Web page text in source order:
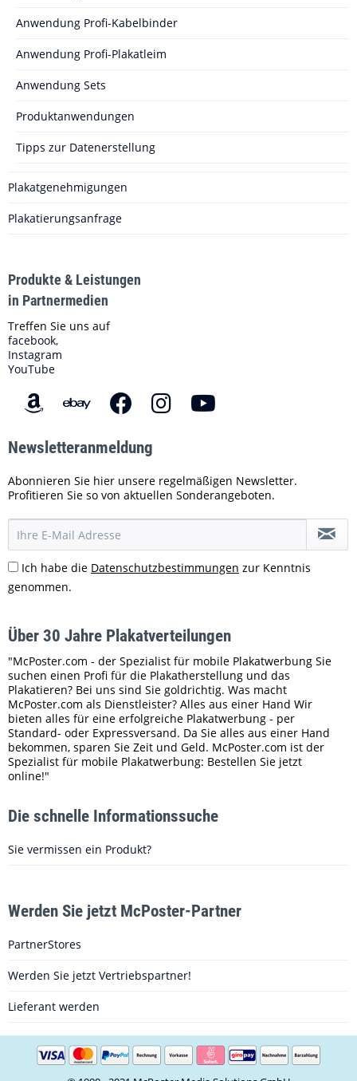
Anwendung Profi-Kabelbinder
Anwendung Profi-Plakatleim
Anwendung Sets
Produktanwendungen
Tipps zur Datenerstellung
Plakatgenehmigungen
Plakatierungsanfrage
Produkte & Leistungen
in Partnermedien
Treffen Sie uns auf
facebook,
Instagram
YouTube
Newsletteranmeldung
Abonnieren Sie hier unsere regelmäßigen Newsletter.
Profitieren Sie so von aktuellen Sonderangeboten.
Ich habe die Datenschutzbestimmungen zur Kenntnis
genommen.
Über 30 Jahre Plakatverteilungen
"McPoster.com - der Spezialist für mobile Plakatwerbung Sie
suchen einen Profi für die Plakatherstellung und das
Plakatieren? Bei uns sind Sie goldrichtig. Was macht
McPoster.com als Dienstleister? Alles aus einer Hand Wir
bieten alles für eine erfolgreiche Plakatwerbung - per
Standard- oder Expressversand. Da Sie alles aus einer Hand
bekommen, sparen Sie Zeit und Geld. McPoster.com ist der
Spezialist für mobile Plakatwerbung: Bestellen Sie jetzt
online!"
Die schnelle Informationssuche
Sie vermissen ein Produkt?
Werden Sie jetzt McPoster-Partner
PartnerStores
Werden Sie jetzt Vertriebspartner!
Lieferant werden